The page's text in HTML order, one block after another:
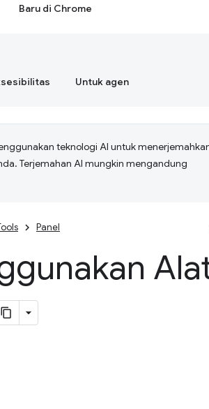
Baru di Chrome
Untuk agen
teknologi AI untuk
Terjemahan AI mungkin mengandung
Panel